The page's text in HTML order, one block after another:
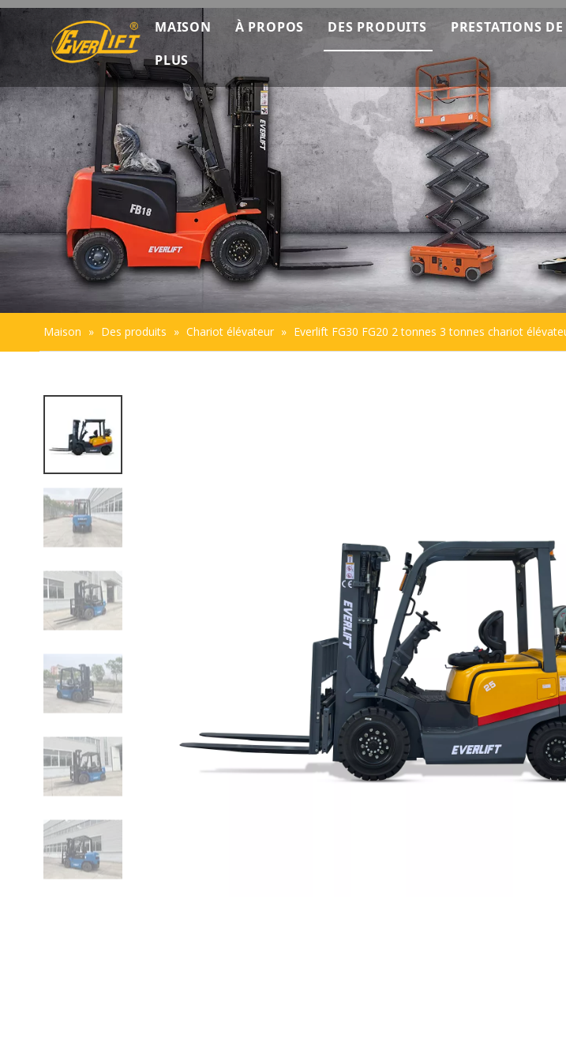
MAISON À PROPOS
Découverte comment ça marche
Données marketing
Présentation de l'équipe
Durabilité
DES PRODUITS
Machines EverLIFT
Empileur EverLIFT
Chariot élévateur EverLIFT
Transpalette EverLIFT
Empileur
Transpalette
Plateforme de travail
Chariot élévateur
PRESTATIONS
Service OEM
Service après-
Consultation
PLUS
Maison » Des produits » Chariot élévateur » Everlift FG30 FG20 2 tonnes 3 tonnes chariot